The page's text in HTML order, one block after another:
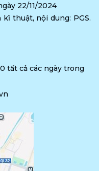
22/11/2024
thuật, nội dung: PGS.
tất cả các ngày trong